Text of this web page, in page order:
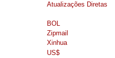
Atualizações Diretas
BOL
Zipmail
Xinhua
US$